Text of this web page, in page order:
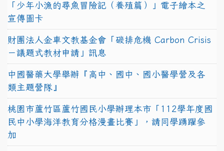
「少年小漁的尋魚冒險記（養殖篇）」電子繪本之
宣傳圖卡
財團法人金車文教基金會「碳排危機 Carbon Crisis
－議題式教材申請」訊息
中國醫藥大學舉辦『高中、國中、國小醫學營及各
類主題營隊』
桃園市蘆竹區蘆竹國民小學辦理本市「112學年度國
民中小學海洋教育分格漫畫比賽」，請同學踴躍參
加